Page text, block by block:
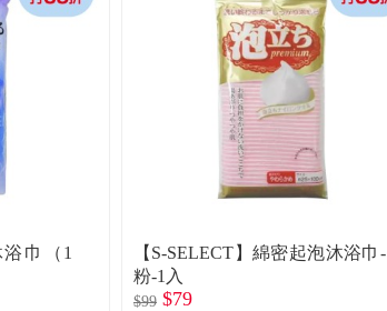
浴巾（1
【S-SELECT】綿密起泡沐浴巾-
粉-1入
$99 $79